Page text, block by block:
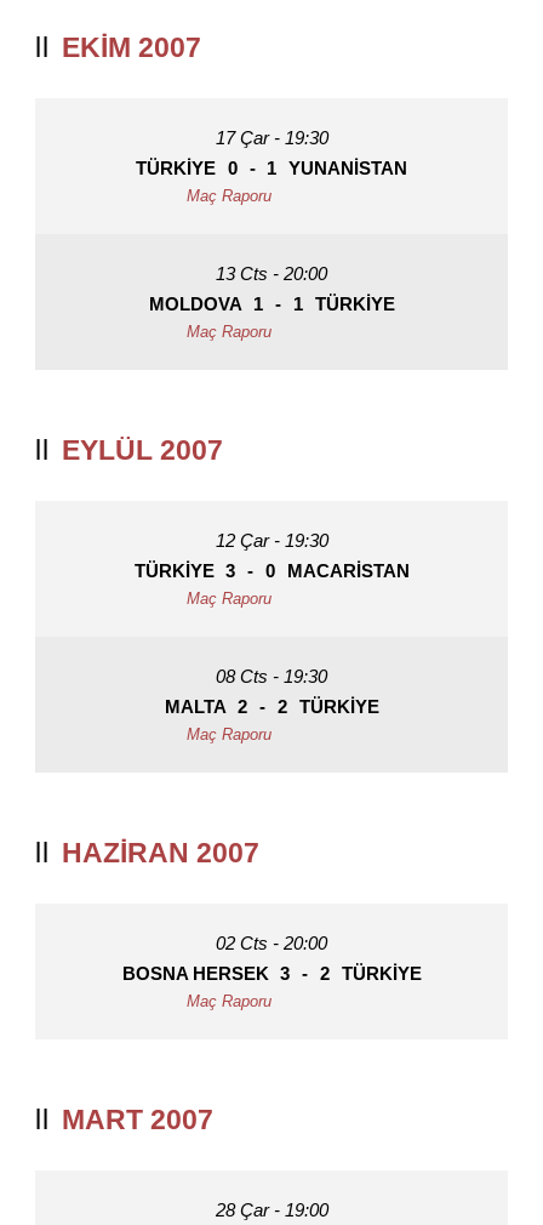
EKIM 2007
17 Çar - 19:30
TÜRKIYE 0 - 1 YUNANISTAN
13 Cts - 20:00
MOLDOVA
1 - 1 TÜRKIYE
EYLÜL 2007
12 Çar - 19:30
TÜRKIYE 3 - 0 MACARISTAN
08 Cts - 19:30
MALTA
2 - 2 TÜRKIYE
HAZIRAN 2007
02 Cts - 20:00
BOSNA HERSEK
3 - 2 TÜRKIYE
MART 2007
28 Çar - 19:00